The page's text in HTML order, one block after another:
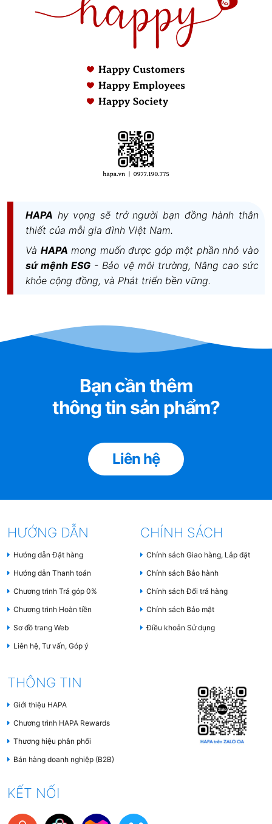
HAPA hy vọng sẽ trở người bạn đồng hành thân
thiết của mỗi gia đình Việt Nam.
Và HAPA mong muốn được góp một phần nhỏ vào
sứ mệnh ESG - Bảo vệ môi trường, Nâng cao sức
khỏe cộng đồng, và Phát triển bền vững.
Bạn cần thêm
thông tin sản phẩm?
Liên hệ
HƯỚNG DẪN
Hướng dẫn Đặt hàng
Hướng dẫn Thanh toán
Chương trình Trả góp 0%
Chương trình Hoàn tiền
Sơ đồ trang Web
Liên hệ, Tư vấn, Góp ý
CHÍNH SÁCH
Chính sách Giao hàng, Lắp đặt
Chính sách Bảo hành
Chính sách Đổi trả hàng
Chính sách Bảo mật
Điều khoản Sử dụng
THÔNG TIN
Giới thiệu HAPA
Chương trình HAPA Rewards
Thương hiệu phân phối
Bán hàng doanh nghiệp (B2B)
KẾT NỐI